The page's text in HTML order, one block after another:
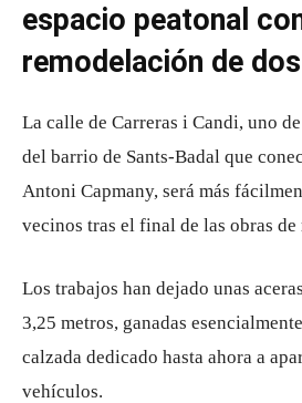
espacio peatonal
remodelación de
La calle de Carreras i Candi, uno
del barrio de Sants-Badal que
Antoni Capmany, será más
vecinos tras el final de las obras
Los trabajos han dejado unas
3,25 metros, ganadas
calzada dedicado hasta ahora a
vehículos.